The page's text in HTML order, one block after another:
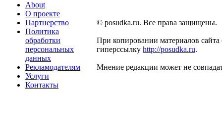
About
О проекте
Партнерство
Политика
обработки
персональных
данных
Рекламодателям
Услуги
Контакты
© posudka.ru. Все права защищены.
При копировании материалов сайта
гиперссылку http://posudka.ru.
Мнение редакции может не